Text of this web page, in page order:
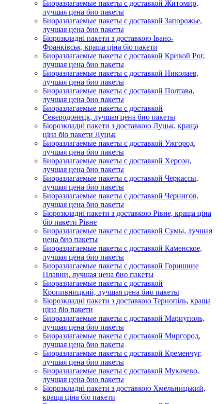
Биоразлагаемые пакеты с доставкой Житомир,
лучшая цена био пакеты
Биоразлагаемые пакеты с доставкой Запорожье,
лучшая цена био пакеты
Біорозкладні пакети з доставкою Івано-
Франківськ, краща ціна біо пакети
Биоразлагаемые пакеты с доставкой Кривой Рог,
лучшая цена био пакеты
Биоразлагаемые пакеты с доставкой Николаев,
лучшая цена био пакеты
Биоразлагаемые пакеты с доставкой Полтава,
лучшая цена био пакеты
Биоразлагаемые пакеты с доставкой
Северодонецк, лучшая цена био пакеты
Біорозкладні пакети з доставкою Луцьк, краща
ціна біо пакети Луцьк
Биоразлагаемые пакеты с доставкой Ужгород,
лучшая цена био пакеты
Биоразлагаемые пакеты с доставкой Херсон,
лучшая цена био пакеты
Биоразлагаемые пакеты с доставкой Черкассы,
лучшая цена био пакеты
Биоразлагаемые пакеты с доставкой Чернигов,
лучшая цена био пакеты
Біорозкладні пакети з доставкою Рівне, краща ціна
біо пакети Рівне
Биоразлагаемые пакеты с доставкой Сумы, лучшая
цена био пакеты
Биоразлагаемые пакеты с доставкой Каменское,
лучшая цена био пакеты
Биоразлагаемые пакеты с доставкой Горишние
Плавни, лучшая цена био пакеты
Биоразлагаемые пакеты с доставкой
Кропивницкий, лучшая цена био пакеты
Біорозкладні пакети з доставкою Тернопіль, краща
ціна біо пакети
Биоразлагаемые пакеты с доставкой Мариуполь,
лучшая цена био пакеты
Биоразлагаемые пакеты с доставкой Миргород,
лучшая цена био пакеты
Биоразлагаемые пакеты с доставкой Кременчуг,
лучшая цена био пакеты
Биоразлагаемые пакеты с доставкой Мукачево,
лучшая цена био пакеты
Біорозкладні пакети з доставкою Хмельницький,
краща ціна біо пакети